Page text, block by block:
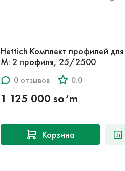
Hettich Комплект профилей для
M: 2 профиля, 25/2500
0 отзывов 0.0
1 125 000 so‘m
Корзина